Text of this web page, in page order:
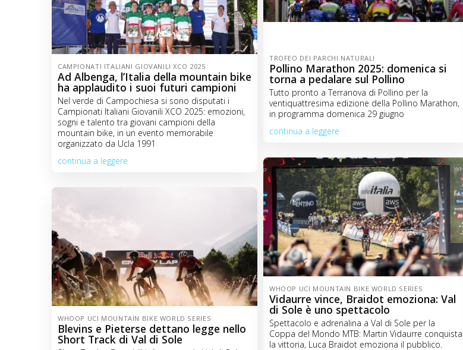
TROFEO DEI PARCHI NATURALI
Pollino Marathon 2025: domenica si
torna a pedalare sul Pollino
Tutto pronto a Terranova di Pollino per la
ventiquattresima edizione della Pollino Marathon,
in programma domenica 29 giugno
continua a leggere
CAMPIONATI ITALIANI GIOVANILI XCO 2025
Ad Albenga, l’Italia della mountain bike
ha applaudito i suoi futuri campioni
Nel verde di Campochiesa si sono disputati i
Campionati Italiani Giovanili XCO 2025: emozioni,
sogni e talento tra giovani campioni della
mountain bike, in un evento memorabile
organizzato da Ucla 1991
continua a leggere
WHOOP UCI MOUNTAIN BIKE WORLD SERIES
Vidaurre vince, Braidot emoziona: Val
di Sole è uno spettacolo
Spettacolo e adrenalina a Val di Sole per la
Coppa del Mondo MTB: Martin Vidaurre conquista
la vittoria, Luca Braidot emoziona il pubblico.
WHOOP UCI MOUNTAIN BIKE WORLD SERIES
Blevins e Pieterse dettano legge nello
Short Track di Val di Sole